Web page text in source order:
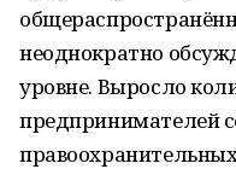
неоднократно
уровне. Выросло
предпринимателей